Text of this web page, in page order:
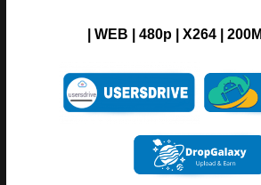
| WEB | 480p | X264 |